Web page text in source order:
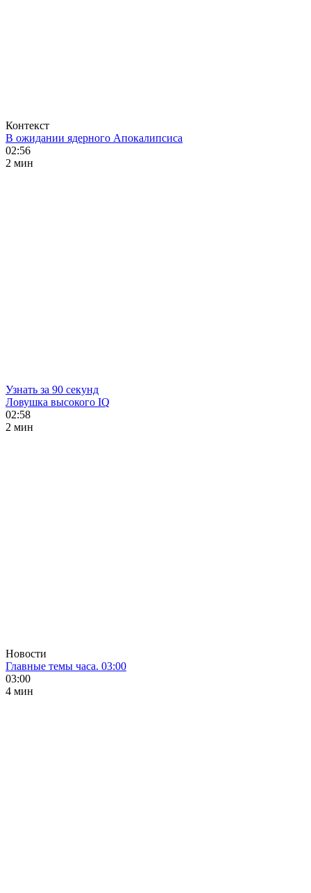
Контекст
В ожидании ядерного Апокалипсиса
02:56
2 мин
Узнать за 90 секунд
Ловушка высокого IQ
02:58
2 мин
Новости
Главные темы часа. 03:00
03:00
4 мин